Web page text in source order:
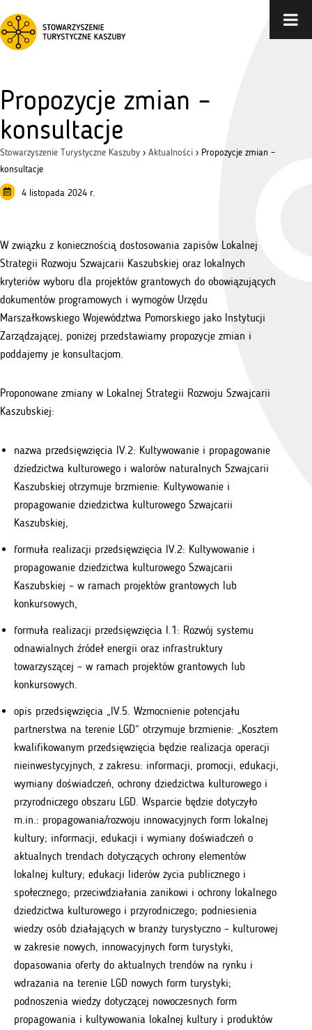
Propozycje zmian –
konsultacje
Stowarzyszenie Turystyczne Kaszuby › Aktualności › Propozycje zmian –
konsultacje
4 listopada 2024 r.
W związku z koniecznością dostosowania zapisów Lokalnej
Strategii Rozwoju Szwajcarii Kaszubskiej oraz lokalnych
kryteriów wyboru dla projektów grantowych do obowiązujących
dokumentów programowych i wymogów Urzędu
Marszałkowskiego Województwa Pomorskiego jako Instytucji
Zarządzającej, poniżej przedstawiamy propozycje zmian i
poddajemy je konsultacjom.
Proponowane zmiany w Lokalnej Strategii Rozwoju Szwajcarii
Kaszubskiej:
nazwa przedsięwzięcia IV.2: Kultywowanie i propagowanie
dziedzictwa kulturowego i walorów naturalnych Szwajcarii
Kaszubskiej otrzymuje brzmienie: Kultywowanie i
propagowanie dziedzictwa kulturowego Szwajcarii
Kaszubskiej,
formuła realizacji przedsięwzięcia IV.2: Kultywowanie i
propagowanie dziedzictwa kulturowego Szwajcarii
Kaszubskiej – w ramach projektów grantowych lub
konkursowych,
formuła realizacji przedsięwzięcia I.1: Rozwój systemu
odnawialnych źródeł energii oraz infrastruktury
towarzyszącej – w ramach projektów grantowych lub
konkursowych.
opis przedsięwzięcia „IV.5. Wzmocnienie potencjału
partnerstwa na terenie LGD” otrzymuje brzmienie: „Kosztem
kwalifikowanym przedsięwzięcia będzie realizacja operacji
nieinwestycyjnych, z zakresu: informacji, promocji, edukacji,
wymiany doświadczeń, ochrony dziedzictwa kulturowego i
przyrodniczego obszaru LGD. Wsparcie będzie dotyczyło
m.in.: propagowania/rozwoju innowacyjnych form lokalnej
kultury; informacji, edukacji i wymiany doświadczeń o
aktualnych trendach dotyczących ochrony elementów
lokalnej kultury; edukacji liderów życia publicznego i
społecznego; przeciwdziałania zanikowi i ochrony lokalnego
dziedzictwa kulturowego i przyrodniczego; podniesienia
wiedzy osób działających w branży turystyczno – kulturowej
w zakresie nowych, innowacyjnych form turystyki,
dopasowania oferty do aktualnych trendów na rynku i
wdrażania na terenie LGD nowych form turystyki;
podnoszenia wiedzy dotyczącej nowoczesnych form
propagowania i kultywowania lokalnej kultury i produktów